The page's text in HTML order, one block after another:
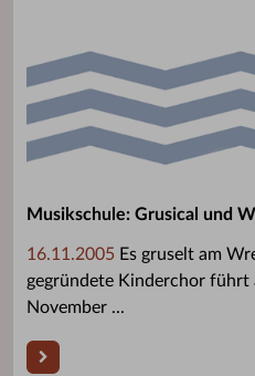
Musikschule: Grusical und
16.11.2005 Es gruselt am
gegründete Kinderchor führt
November ...